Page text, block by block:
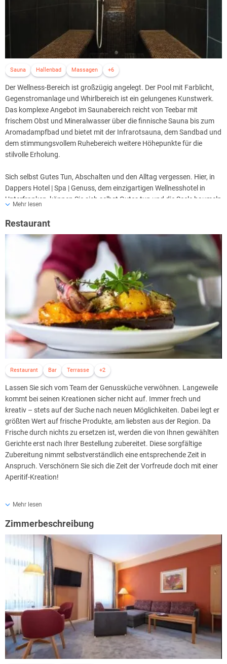
Sauna Hallenbad Massagen +6
Der Wellness-Bereich ist großzügig angelegt. Der Pool mit Farblicht,
Gegenstromanlage und Whirlbereich ist ein gelungenes Kunstwerk.
Das komplexe Angebot im Saunabereich reicht von Teebar mit
frischem Obst und Mineralwasser über die finnische Sauna bis zum
Aromadampfbad und bietet mit der Infrarotsauna, dem Sandbad und
dem stimmungsvollem Ruhebereich weitere Höhepunkte für die
stilvolle Erholung.
Sich selbst Gutes Tun, Abschalten und den Alltag vergessen. Hier, in
Dappers Hotel | Spa | Genuss, dem einzigartigen Wellnesshotel in
Unterfranken, können Sie sich selbst Gutes tun und die Seele baumeln
Klassische Kosmetikbehandlungen für Körper und Gesicht bereichern
das Angebot in der Beauty- und Wellnesslandschaft des Hotels in Bad
Kissingen. Erfahrene und freundliche Kosmetikerinnen begleiten Ihre
Exkursionen in die Welt der Wellness. Dazu gehören Ayurveda und
Hot-Stone-Massagen ebenso wie Thalasso-Anwendungen. Den
Zauber aus 1001 Nacht vermittelt eine Seifenbürstenmassage auf
der Hamamliege. Die Vollendung des Sich-Selbst-Verwöhnens bringt
im Anschluss eine Honig-Mandel-Packung oder eine der
verschiedenen Körperpackungen.
Mehr lesen
Restaurant
Restaurant Bar Terrasse +2
Lassen Sie sich vom Team der Genussküche verwöhnen. Langeweile
kommt bei seinen Kreationen sicher nicht auf. Immer frech und
kreativ – stets auf der Suche nach neuen Möglichkeiten. Dabei legt er
größten Wert auf frische Produkte, am liebsten aus der Region. Da
Frische durch nichts zu ersetzen ist, werden die von Ihnen gewählten
Gerichte erst nach Ihrer Bestellung zubereitet. Diese sorgfältige
Zubereitung nimmt selbstverständlich eine entsprechende Zeit in
Anspruch. Verschönern Sie sich die Zeit der Vorfreude doch mit einer
Aperitif-Kreation!
Die Dappers Genussküche bietet jeden Abend sowohl ein 3-Gänge-
laktosefreie oder glutenfreie Speisen & Getränke sind auch möglich.
Bitte geben Sie bei Ihrer Buchung einen Hinweis, wenn Sie spezielle
Diätwünsche haben, damit sich das Küchenteam entsprechend
vorbereiten kann. Der Küchenchef geht gerne auf Ihre speziellen
Wünsche ein.
Mehr lesen
Zimmerbeschreibung